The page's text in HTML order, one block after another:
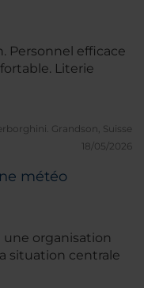
Personnel efficace
Literie
Grandson, Suisse
18/05/2026
météo
organisation
situation centrale